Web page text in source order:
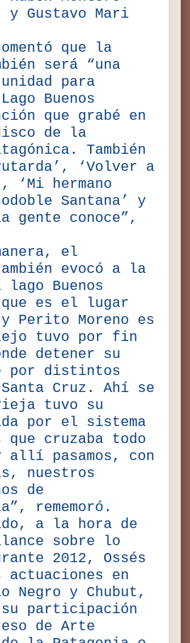
y Gustavo Mari
que la
será “una
para
Buenos
que grabé en
de la
También
‘Volver a
‘Mi hermano
Santana’ y
gente conoce”,
el
evocó a la
lago Buenos
es el lugar
Perito Moreno es
tuvo por fin
detener su
por distintos
Cruz. Ahí se
tuvo su
por el sistema
que cruzaba todo
allí pasamos, con
nuestros
de
rememoró.
a la hora de
sobre lo
2012, Ossés
actuaciones en
Negro y Chubut,
su participación
de Arte